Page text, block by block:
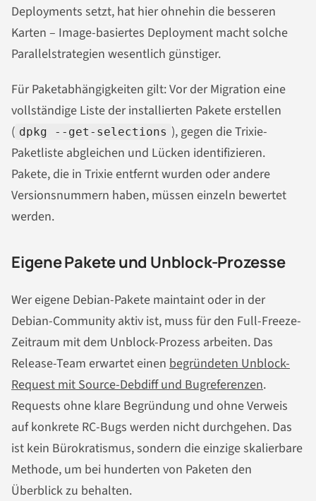
Deployments setzt, hat hier ohnehin die besseren
Karten – Image-basiertes Deployment macht solche
Parallelstrategien wesentlich günstiger.
Für Paketabhängigkeiten gilt: Vor der Migration eine
vollständige Liste der installierten Pakete erstellen
( dpkg --get-selections ), gegen die Trixie-
Paketliste abgleichen und Lücken identifizieren.
Pakete, die in Trixie entfernt wurden oder andere
Versionsnummern haben, müssen einzeln bewertet
werden.
Eigene Pakete und Unblock-Prozesse
Wer eigene Debian-Pakete maintaint oder in der
Debian-Community aktiv ist, muss für den Full-Freeze-
Zeitraum mit dem Unblock-Prozess arbeiten. Das
Release-Team erwartet einen begründeten Unblock-
Request mit Source-Debdiff und Bugreferenzen.
Requests ohne klare Begründung und ohne Verweis
auf konkrete RC-Bugs werden nicht durchgehen. Das
ist kein Bürokratismus, sondern die einzige skalierbare
Methode, um bei hunderten von Paketen den
Überblick zu behalten.